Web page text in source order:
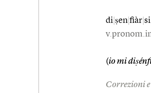
di ṣen fiàr si
(io mi
Correzioni